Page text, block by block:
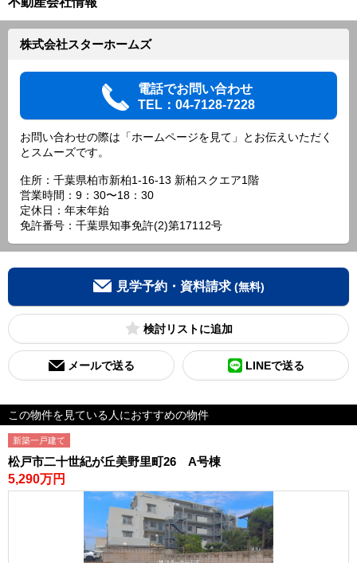
株式会社スターホームズ
電話でお問い合わせ
TEL：04-7128-7228
お問い合わせの際は「ホームページを見て」とお伝えいただく
とスムーズです。
住所：千葉県柏市新柏1-16-13 新柏スクエア1階
営業時間：9：30〜18：30
定休日：年末年始
免許番号：千葉県知事免許(2)第17112号
見学予約・資料請求 (無料)
検討リスト
メールで送る LINEで送る
この物件を見ている人におすすめの物件
新築一戸建て
松戸市二十世紀が丘美野里町26 A号棟
5,290万円